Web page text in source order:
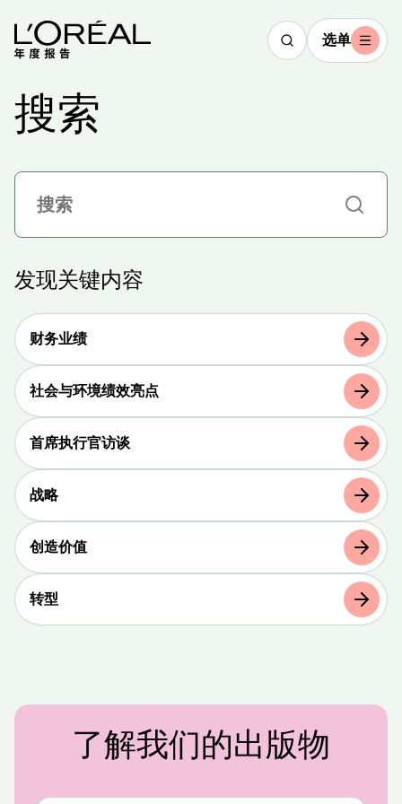
选单
搜索
发现关键内容
财务业绩
社会与环境绩效亮点
首席执行官访谈
战略
创造价值
转型
了解我们的出版物